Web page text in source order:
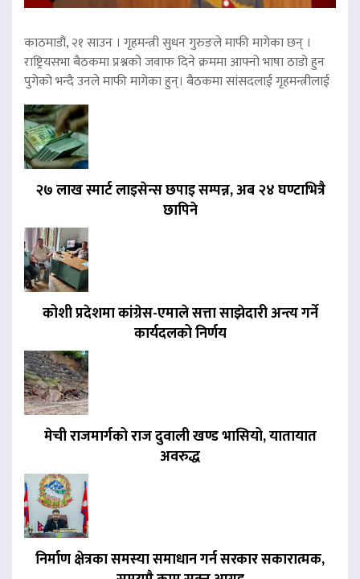
काठमाडौं, २१ साउन । गृहमन्त्री सुधन गुरुङले माफी मागेका छन् ।
राष्ट्रियसभा बैठकमा प्रश्नको जवाफ दिने क्रममा आफ्नो भाषा ठाडो हुन
पुगेको भन्दै उनले माफी मागेका हुन्। बैठकमा सांसदलाई गृहमन्त्रीलाई
२७ लाख स्मार्ट लाइसेन्स छपाइ सम्पन्न, अब २४ घण्टाभित्रै
छापिने
कोशी प्रदेशमा कांग्रेस-एमाले सत्ता साझेदारी अन्त्य गर्ने
कार्यदलको निर्णय
मेची राजमार्गको राज दुवाली खण्ड भासियो, यातायात
अवरुद्ध
निर्माण क्षेत्रका समस्या समाधान गर्न सरकार सकारात्मक,